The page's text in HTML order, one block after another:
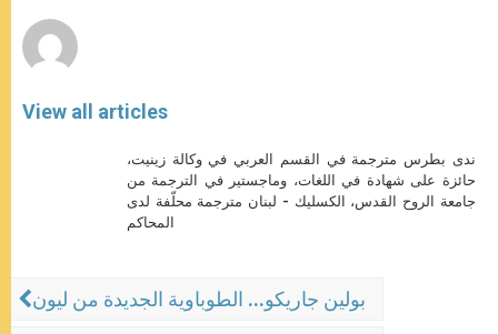
View all articles
ندى بطرس مترجمة في القسم العربي في وكالة زينيت،
حائزة على شهادة في اللغات، وماجستير في الترجمة من
جامعة الروح القدس، الكسليك - لبنان مترجمة محلّفة لدى
المحاكم
بولين جاريكو... الطوباوية الجديدة من ليون